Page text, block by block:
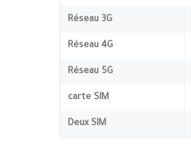
Réseau 3G
Réseau 4G
Réseau 5G
carte SIM
Deux SIM